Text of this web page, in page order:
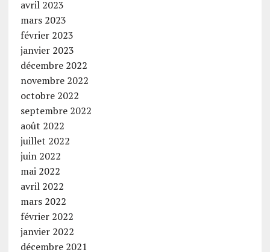
avril 2023
mars 2023
février 2023
janvier 2023
décembre 2022
novembre 2022
octobre 2022
septembre 2022
août 2022
juillet 2022
juin 2022
mai 2022
avril 2022
mars 2022
février 2022
janvier 2022
décembre 2021